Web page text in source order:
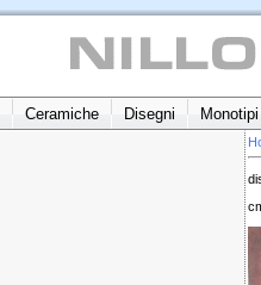
Ceramiche Disegni Monotipi